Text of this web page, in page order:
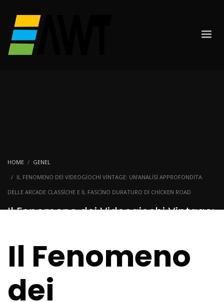
HOME
GENEL
IL FENOMENO DEI VIDEOGIOCHI VINTAGE: UN’ANALISI APPROFONDITA
DELLE ARCADE CLASSICHE E IL FASCINO DURATURO DI CHICKEN ROAD
Il Fenomeno dei Videogiochi Vintage:
Chicken Road
Il Fenomeno
dei